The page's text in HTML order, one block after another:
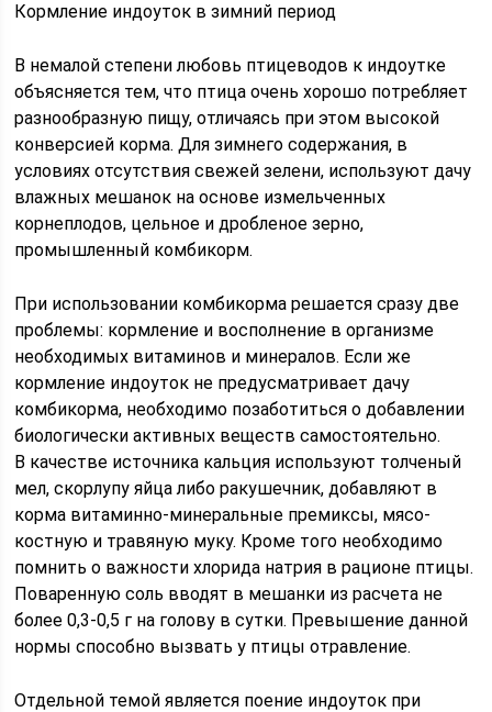
Кормление индоуток в зимний период
В немалой степени любовь птицеводов к индоутке
объясняется тем, что птица очень хорошо потребляет
разнообразную пищу, отличаясь при этом высокой
конверсией корма. Для зимнего содержания, в
условиях отсутствия свежей зелени, используют дачу
влажных мешанок на основе измельченных
корнеплодов, цельное и дробленое зерно,
промышленный комбикорм.
При использовании комбикорма решается сразу две
проблемы: кормление и восполнение в организме
необходимых витаминов и минералов. Если же
кормление индоуток не предусматривает дачу
комбикорма, необходимо позаботиться о добавлении
биологически активных веществ самостоятельно.
В качестве источника кальция используют толченый
мел, скорлупу яйца либо ракушечник, добавляют в
корма витаминно-минеральные премиксы, мясо-
костную и травяную муку. Кроме того необходимо
помнить о важности хлорида натрия в рационе птицы.
Поваренную соль вводят в мешанки из расчета не
более 0,3-0,5 г на голову в сутки. Превышение данной
нормы способно вызвать у птицы отравление.
Отдельной темой является поение индоуток при